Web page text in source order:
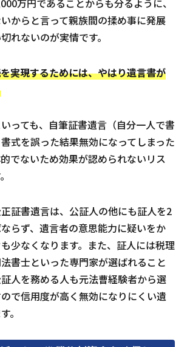
万円であることからも分るように、
からと言って親族間の揉め事に発展
れないのが実情です。
実現するためには、やはり遺言書が
っても、自筆証書遺言（自分一人で書
式を誤った結果無効になってしまった
でないため効果が認められないリス
証書遺言は、公証人の他にも証人を2
らず、遺言者の意思能力に疑いをか
少なくなります。また、証人には税理
書士といった専門家が選ばれること
人を務める人も元法曹経験者から選
で信用度が高く無効になりにくい遺
。